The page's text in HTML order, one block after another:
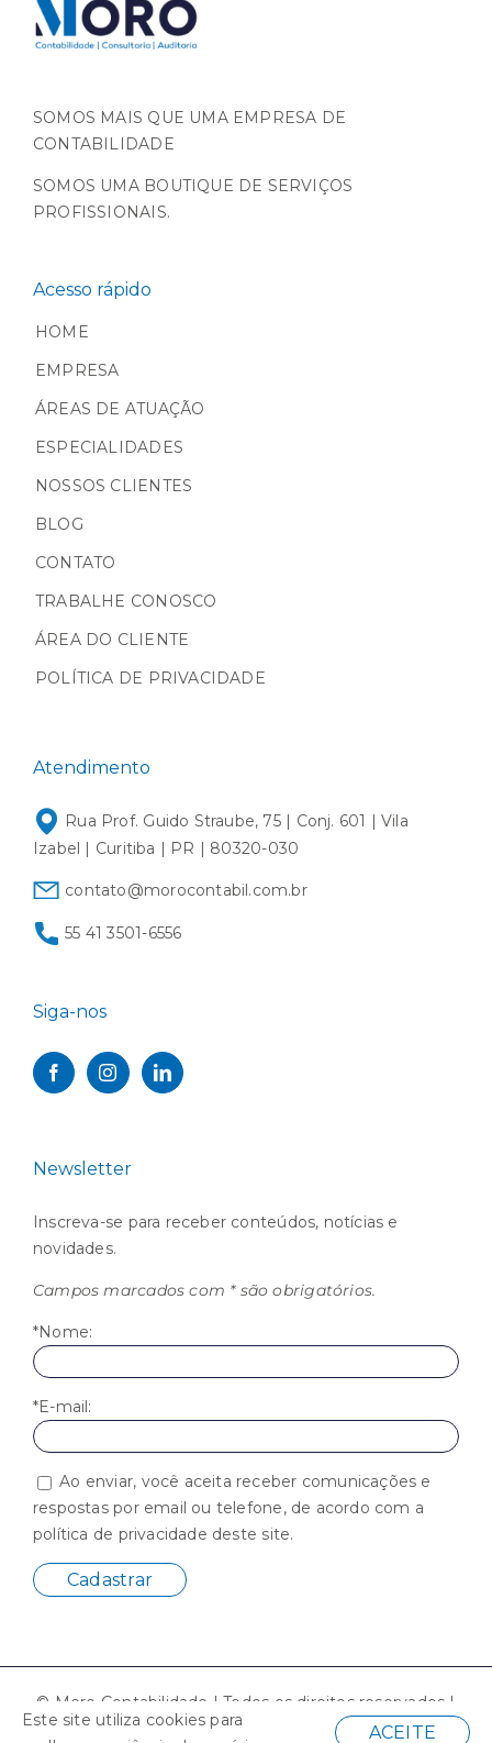
SOMOS MAIS QUE UMA EMPRESA DE
CONTABILIDADE
SOMOS UMA BOUTIQUE DE SERVIÇOS
PROFISSIONAIS.
Acesso rápido
HOME
EMPRESA
ÁREAS DE ATUAÇÃO
ESPECIALIDADES
NOSSOS CLIENTES
BLOG
CONTATO
TRABALHE CONOSCO
ÁREA DO CLIENTE
POLÍTICA DE PRIVACIDADE
Atendimento
Rua Prof. Guido Straube, 75 | Conj. 601 | Vila
Izabel | Curitiba | PR | 80320-030
contato@morocontabil.com.br
55 41 3501-6556
Siga-nos
Newsletter
Inscreva-se para receber conteúdos, notícias e
novidades.
Campos marcados com * são obrigatórios.
*Nome:
*E-mail:
Ao enviar, você aceita receber comunicações e
respostas por email ou telefone, de acordo com a
política de privacidade deste site.
© Moro Contabilidade | Todos os direitos reservados |
Desenvolvido por
Este site utiliza cookies para
ACEITE